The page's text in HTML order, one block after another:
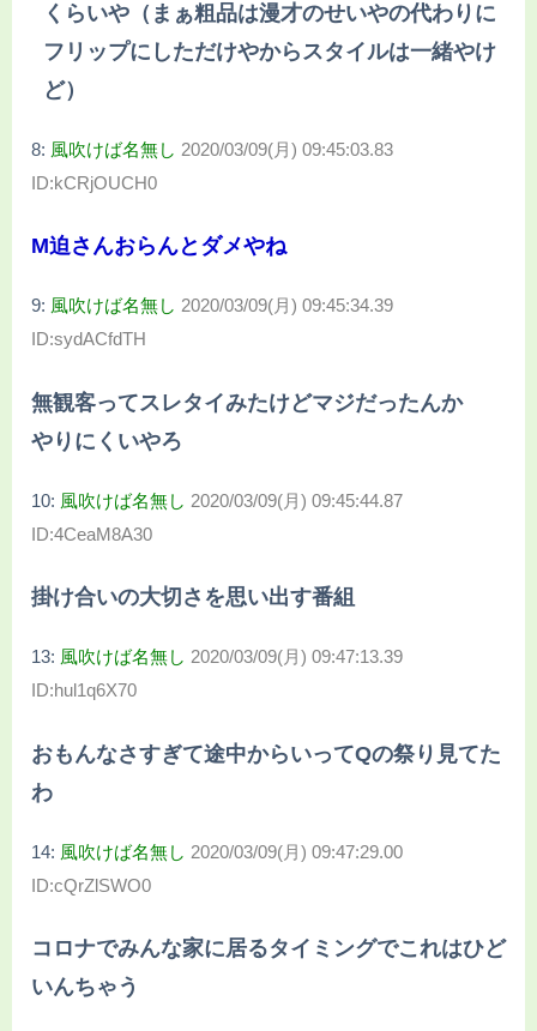
くらいや（まぁ粗品は漫才のせいやの代わりに
フリップにしただけやからスタイルは一緒やけ
ど）
8: 風吹けば名無し 2020/03/09(月) 09:45:03.83
ID:kCRjOUCH0
M迫さんおらんとダメやね
9: 風吹けば名無し 2020/03/09(月) 09:45:34.39
ID:sydACfdTH
無観客ってスレタイみたけどマジだったんか
やりにくいやろ
10: 風吹けば名無し 2020/03/09(月) 09:45:44.87
ID:4CeaM8A30
掛け合いの大切さを思い出す番組
13: 風吹けば名無し 2020/03/09(月) 09:47:13.39
ID:hul1q6X70
おもんなさすぎて途中からいってQの祭り見てた
わ
14: 風吹けば名無し 2020/03/09(月) 09:47:29.00
ID:cQrZlSWO0
コロナでみんな家に居るタイミングでこれはひど
いんちゃう